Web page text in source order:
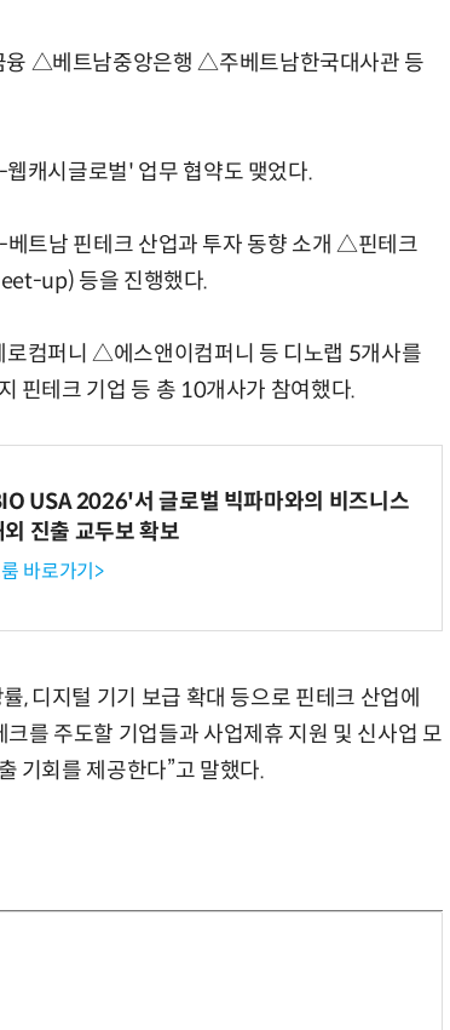
△베트남중앙은행 △주베트남한국대사관 등
캐시글로벌' 업무 협약도 맺었다.
트남 핀테크 산업과 투자 동향 소개 △핀테크
up) 등을 진행했다.
컴퍼니 △에스앤이컴퍼니 등 디노랩 5개사를
핀테크 기업 등 총 10개사가 참여했다.
USA 2026'서 글로벌 빅파마와의 비즈니스
진출 교두보 확보
바로가기>
, 디지털 기기 보급 확대 등으로 핀테크 산업에
를 주도할 기업들과 사업제휴 지원 및 신사업 모
기회를 제공한다”고 말했다.